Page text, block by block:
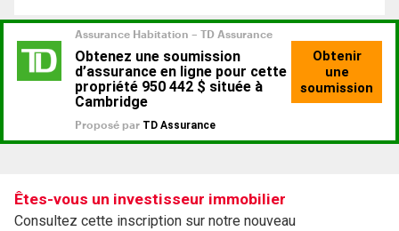
Êtes-vous un investisseur immobilier
Consultez cette inscription sur notre nouveau